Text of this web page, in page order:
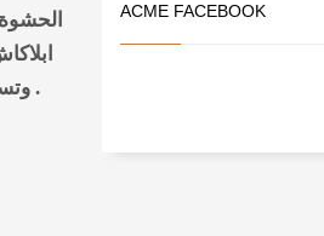
وتستخدم داخليا وخارجيا للاثاث والديكور وايضا في عمليات البناء .
ACME FACEBOOK